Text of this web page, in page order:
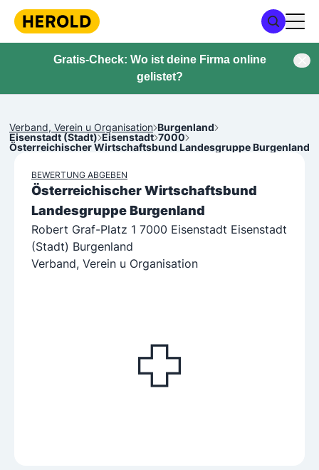
Gratis-Check: Wo ist deine Firma online
gelistet?
Verband, Verein u Organisation Burgenland
Eisenstadt (Stadt) Eisenstadt 7000
Österreichischer Wirtschaftsbund Landesgruppe Burgenland
BEWERTUNG ABGEBEN
Österreichischer Wirtschaftsbund
Landesgruppe Burgenland
Robert Graf-Platz 1 7000 Eisenstadt Eisenstadt
(Stadt) Burgenland
Verband, Verein u Organisation